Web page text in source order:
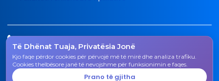
Të Dhënat Tuaja, Privatësia Jonë
Kjo faqe përdor cookies për përvojë më të mirë dhe analiza trafiku.
Cookies thelbësore janë të nevojshme për funksionimin e faqes.
Prano të gjitha
Tel.
038 200 20 831
Email
rektorati@uni-gjk.org